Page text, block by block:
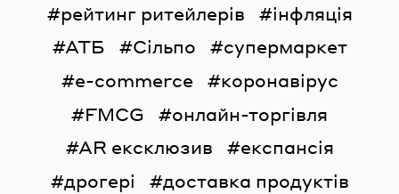
рейтинг ритейлерів
інфляція
АТБ
Сільпо
супермаркет
e-commerce
коронавірус
FMCG
онлайн-торгівля
AR ексклюзив
експансія
дрогері
доставка продуктів